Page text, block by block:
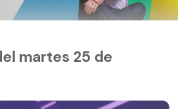
martes 25 de